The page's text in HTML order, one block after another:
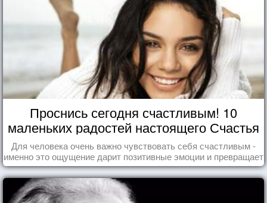
Проснись сегодня счастливым! 10
маленьких радостей настоящего Счастья
Для человека очень важно чувствовать себя счастливым -
именно это ощущение дарит позитивные эмоции и превращает
каждый день в маленький праздник.